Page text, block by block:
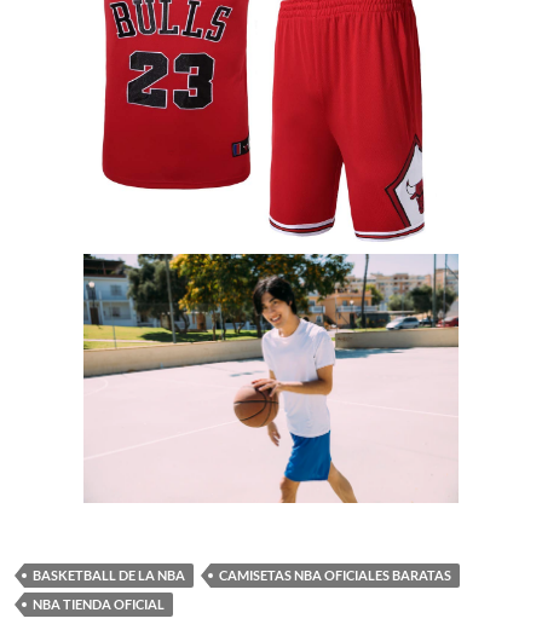
BASKETBALL DE LA NBA
CAMISETAS NBA OFICIALES BARATAS
NBA TIENDA OFICIAL